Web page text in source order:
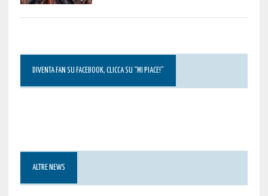
DIVENTA FAN SU FACEBOOK, CLICCA SU “MI PIACE!”
ALTRE NEWS